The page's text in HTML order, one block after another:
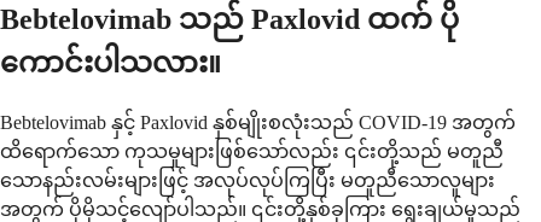
Bebtelovimab သည် Paxlovid ထက် ပို
ကောင်းပါသလား။
Bebtelovimab နှင့် Paxlovid နှစ်မျိုးစလုံးသည် COVID-19 အတွက်
ထိရောက်သော ကုသမှုများဖြစ်သော်လည်း ၎င်းတို့သည် မတူညီ
သောနည်းလမ်းများဖြင့် အလုပ်လုပ်ကြပြီး မတူညီသောလူများ
အတွက် ပိုမိုသင့်လျော်ပါသည်။ ၎င်းတို့နှစ်ခုကြား ရွေးချယ်မှုသည်